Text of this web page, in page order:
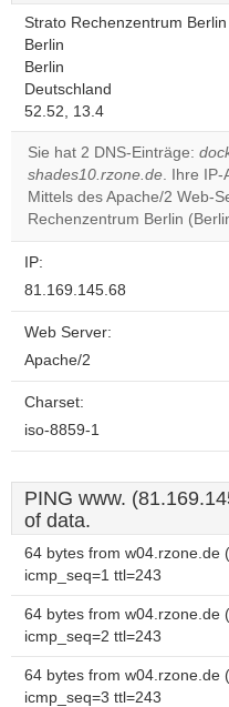
Strato Rechenzentrum Berlin
Berlin
Berlin
Deutschland
52.52, 13.4
Sie hat 2 DNS-Einträge:
shades10.rzone.de. Ihre IP-
Mittels des Apache/2 Web-
Rechenzentrum Berlin
IP:
81.169.145.68
Web Server:
Apache/2
Charset:
iso-8859-1
PING www.
of data.
64 bytes from w04.rzone.de
icmp_seq=1 ttl=243
64 bytes from w04.rzone.de
icmp_seq=2 ttl=243
64 bytes from w04.rzone.de
icmp_seq=3 ttl=243